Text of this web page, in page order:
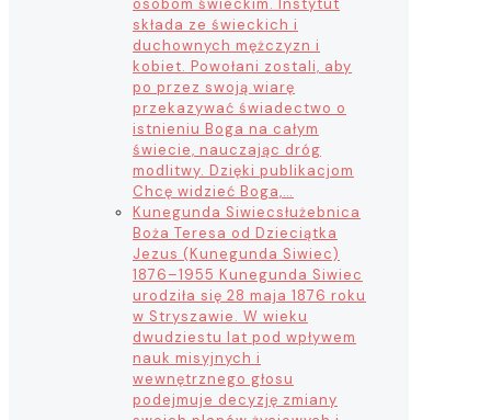
składa ze świeckich i
duchownych mężczyzn i
kobiet. Powołani zostali, aby
po przez swoją wiarę
przekazywać świadectwo o
istnieniu Boga na całym
świecie, nauczając dróg
modlitwy. Dzięki publikacjom
Chcę widzieć Boga,…
Kunegunda Siwiecsłużebnica
Boża Teresa od Dzieciątka
Jezus (Kunegunda Siwiec)
1876–1955 Kunegunda Siwiec
urodziła się 28 maja 1876 roku
w Stryszawie. W wieku
dwudziestu lat pod wpływem
nauk misyjnych i
wewnętrznego głosu
podejmuje decyzję zmiany